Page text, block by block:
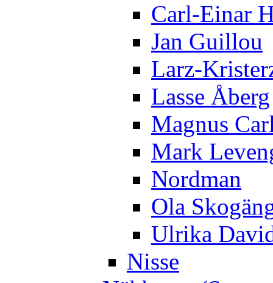
Carl-Einar
Jan Guillou
Larz-
Lasse Åberg
Magnus
Mark
Nordman
Ola
Ulrika
Nisse